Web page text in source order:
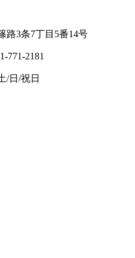
路3条7丁目5番14号
771-2181
/日/祝日